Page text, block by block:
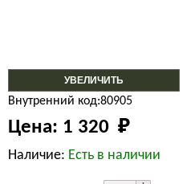
УВЕЛИЧИТЬ
Внутренний код:80905
Цена: 1 320 ₽
Наличие: Есть в наличии